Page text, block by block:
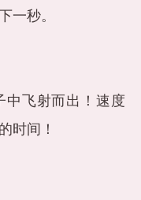
一秒。
中飞射而出！速度
时间！